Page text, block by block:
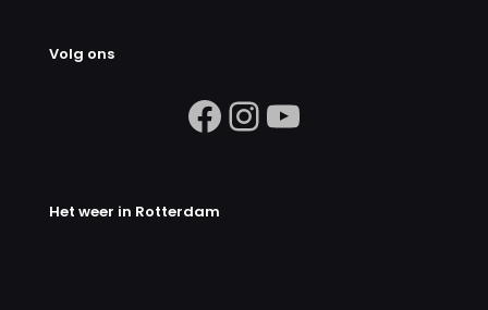
Volg ons
https://www.facebook.com/
Instagram
https://
Het weer in Rotterdam